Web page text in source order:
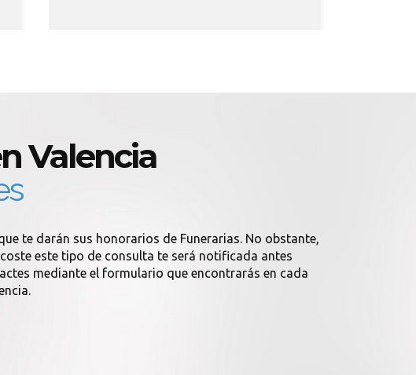
Valencia
te darán sus honorarios de Funerarias. No obstante,
este tipo de consulta te será notificada antes
mediante el formulario que encontrarás en cada